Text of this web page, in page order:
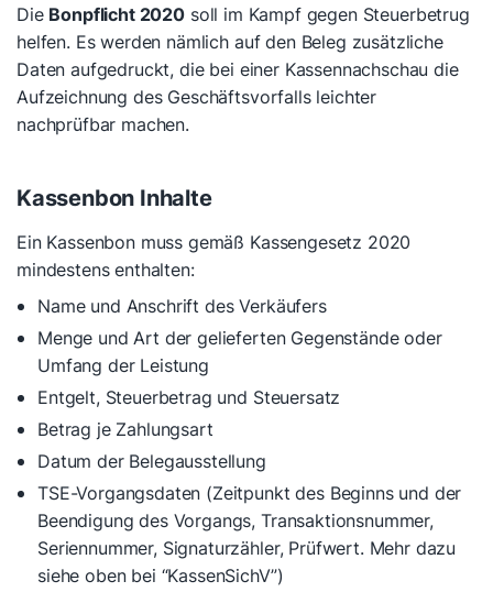
Die Bonpflicht 2020soll im Kampf gegen Steuerbetrug
helfen. Es werden nämlich auf den Beleg zusätzliche
Daten aufgedruckt, die bei einer Kassennachschau die
Aufzeichnung des Geschäftsvorfalls leichter
nachprüfbar machen.
Kassenbon Inhalte
Ein Kassenbon muss gemäß Kassengesetz 2020
mindestens enthalten:
Name und Anschrift des Verkäufers
Menge und Art der gelieferten Gegenstände oder
Umfang der Leistung
Entgelt, Steuerbetrag und Steuersatz
Betrag je Zahlungsart
Datum der Belegausstellung
TSE-Vorgangsdaten (Zeitpunkt des Beginns und der
Beendigung des Vorgangs, Transaktionsnummer,
Seriennummer, Signaturzähler, Prüfwert. Mehr dazu
siehe oben bei “KassenSichV”)